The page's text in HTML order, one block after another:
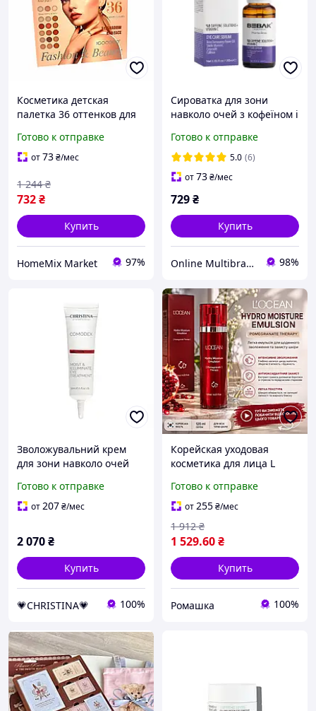
Косметика детская
палетка 36 оттенков для
IGOODCO HM-15282
Готово к отправке
от73₴/мес
732₴
1 244 ₴
Купить
HomeMix Market 97%
Сироватка для зони
навколо очей з кофеїном і
Pharma, 30 мл
Готово к отправке
5.0 (6)
от73₴/мес
729₴
Купить
Online Multibrand Store 98%
Зволожувальний крем
для зони навколо очей
Готово к отправке
от207₴/мес
2 070₴
Купить
💗CHRISTINA💗 100%
Корейская уходовая
косметика для лица L
экстрактом граната
увлажняющий, эмульсия
для лица с гранатом
Готово к отправке
от255₴/мес
1 529.60₴
1 912 ₴
Купить
Ромашка 100%